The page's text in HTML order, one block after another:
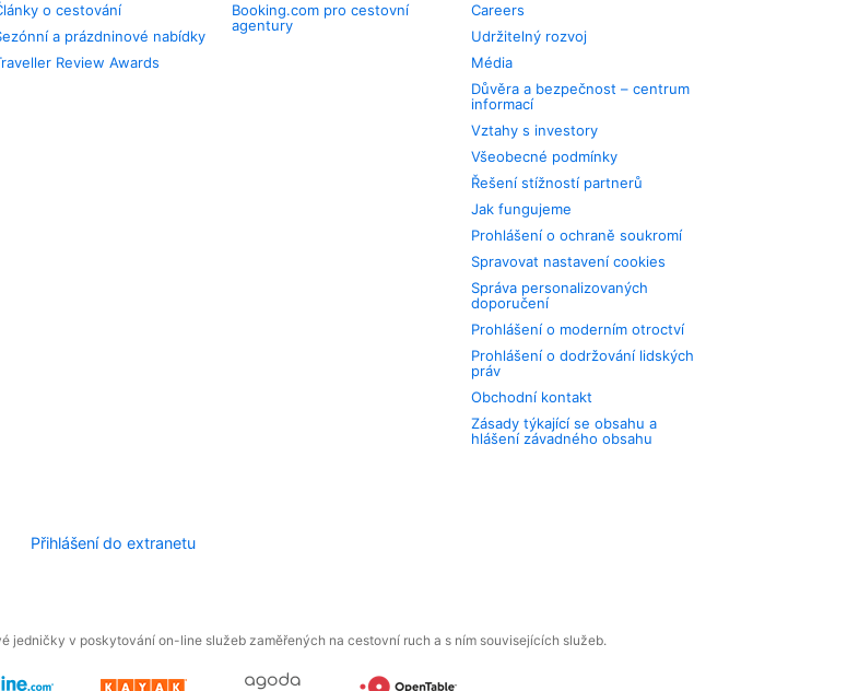
o cestování
a prázdninové nabídky
Review Awards
Booking.com pro cestovní
agentury
Careers
Udržitelný rozvoj
Média
Důvěra a bezpečnost – centrum
informací
Vztahy s investory
Všeobecné podmínky
Řešení stížností partnerů
Jak fungujeme
Prohlášení o ochraně soukromí
Spravovat nastavení cookies
Správa personalizovaných
doporučení
Prohlášení o moderním otroctví
Prohlášení o dodržování lidských
práv
Obchodní kontakt
Zásady týkající se obsahu a
hlášení závadného obsahu
Přihlášení do extranetu
jedničky v poskytování on-line služeb zaměřených na cestovní ruch a s ním souvisejících služeb.